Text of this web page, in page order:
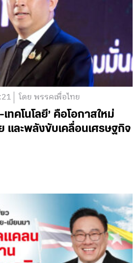
โดย พรรคเพื่อไทย
ทคโนโลยี’ คือโอกาสใหม่
และพลังขับเคลื่อนเศรษฐกิจ